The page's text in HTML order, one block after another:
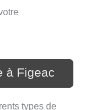
à Figeac
types de